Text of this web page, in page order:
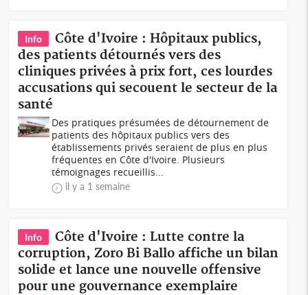
Info
Côte d'Ivoire : Hôpitaux publics,
des patients détournés vers des
cliniques privées à prix fort, ces lourdes
accusations qui secouent le secteur de la
santé
Des pratiques présumées de détournement de
patients des hôpitaux publics vers des
établissements privés seraient de plus en plus
fréquentes en Côte d'Ivoire. Plusieurs
témoignages recueillis...
il y a 1 semaine
Info
Côte d'Ivoire : Lutte contre la
corruption, Zoro Bi Ballo affiche un bilan
solide et lance une nouvelle offensive
pour une gouvernance exemplaire